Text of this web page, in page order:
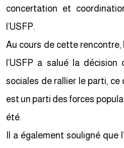
concertation et
l’USFP.
Au cours de cette
l’USFP a salué la
sociales de rallier le parti, ce
est un parti des forces
été.
Il a également souligné que